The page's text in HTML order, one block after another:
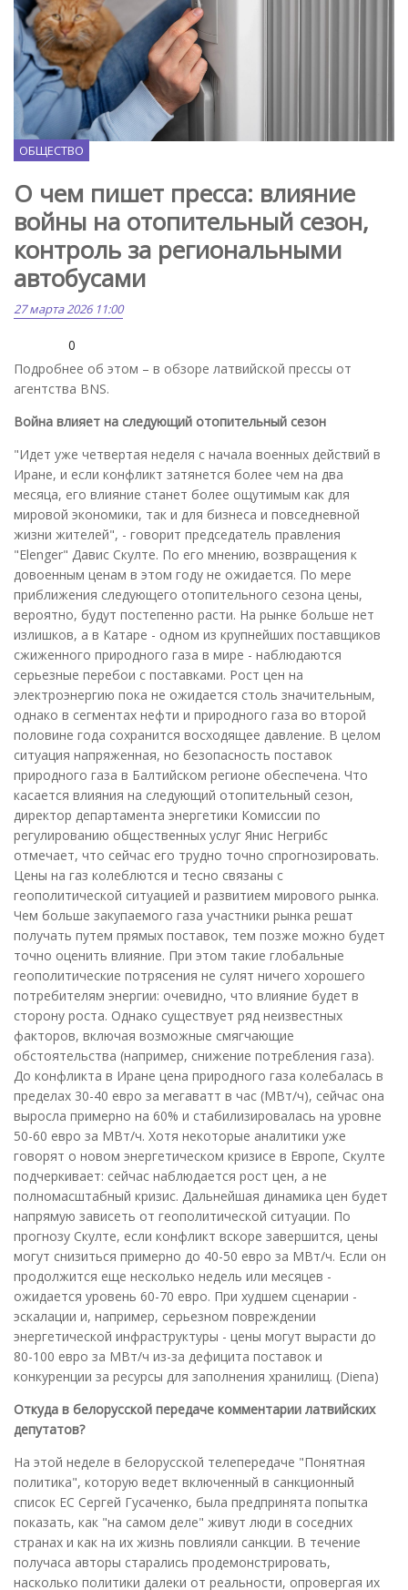
Freepik.com
ОБЩЕСТВО
О чем пишет пресса: влияние
войны на отопительный сезон,
контроль за региональными
автобусами
27 марта 2026 11:00
0
Подробнее об этом – в обзоре латвийской прессы от
агентства BNS.
Война влияет на следующий отопительный сезон
"Идет уже четвертая неделя с начала военных действий в
Иране, и если конфликт затянется более чем на два
месяца, его влияние станет более ощутимым как для
мировой экономики, так и для бизнеса и повседневной
жизни жителей", - говорит председатель правления
"Elenger" Давис Скулте. По его мнению, возвращения к
довоенным ценам в этом году не ожидается. По мере
приближения следующего отопительного сезона цены,
вероятно, будут постепенно расти. На рынке больше нет
излишков, а в Катаре - одном из крупнейших поставщиков
сжиженного природного газа в мире - наблюдаются
серьезные перебои с поставками. Рост цен на
электроэнергию пока не ожидается столь значительным,
однако в сегментах нефти и природного газа во второй
половине года сохранится восходящее давление. В целом
ситуация напряженная, но безопасность поставок
природного газа в Балтийском регионе обеспечена. Что
касается влияния на следующий отопительный сезон,
директор департамента энергетики Комиссии по
регулированию общественных услуг Янис Негрибс
отмечает, что сейчас его трудно точно спрогнозировать.
Цены на газ колеблются и тесно связаны с
геополитической ситуацией и развитием мирового рынка.
Чем больше закупаемого газа участники рынка решат
получать путем прямых поставок, тем позже можно будет
точно оценить влияние. При этом такие глобальные
геополитические потрясения не сулят ничего хорошего
потребителям энергии: очевидно, что влияние будет в
сторону роста. Однако существует ряд неизвестных
факторов, включая возможные смягчающие
обстоятельства (например, снижение потребления газа).
До конфликта в Иране цена природного газа колебалась в
пределах 30-40 евро за мегаватт в час (МВт/ч), сейчас она
выросла примерно на 60% и стабилизировалась на уровне
50-60 евро за МВт/ч. Хотя некоторые аналитики уже
говорят о новом энергетическом кризисе в Европе, Скулте
подчеркивает: сейчас наблюдается рост цен, а не
полномасштабный кризис. Дальнейшая динамика цен будет
напрямую зависеть от геополитической ситуации. По
прогнозу Скулте, если конфликт вскоре завершится, цены
могут снизиться примерно до 40-50 евро за МВт/ч. Если он
продолжится еще несколько недель или месяцев -
ожидается уровень 60-70 евро. При худшем сценарии -
эскалации и, например, серьезном повреждении
энергетической инфраструктуры - цены могут вырасти до
80-100 евро за МВт/ч из-за дефицита поставок и
конкуренции за ресурсы для заполнения хранилищ. (Diena)
Откуда в белорусской передаче комментарии латвийских
депутатов?
На этой неделе в белорусской телепередаче "Понятная
политика", которую ведет включенный в санкционный
список ЕС Сергей Гусаченко, была предпринята попытка
показать, как "на самом деле" живут люди в соседних
странах и как на их жизнь повлияли санкции. В течение
получаса авторы старались продемонстрировать,
насколько политики далеки от реальности, опровергая их